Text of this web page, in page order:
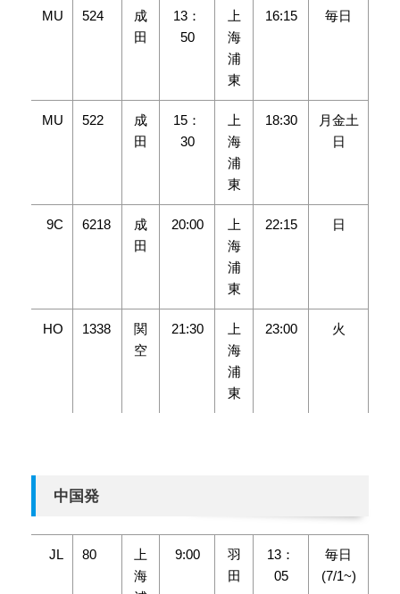
MU 524
成
田
13：
50
上
海
浦
東
16:15 毎日
MU 522
成
田
15：
30
上
海
浦
東
18:30
月金土
日
9C 6218
成
田
20:00
上
海
浦
東
22:15 日
HO 1338
関
空
21:30
上
海
浦
東
23:00 火
中国発
JL 80
上
海
9:00
羽
田
13：
05
毎日
(7/1~)